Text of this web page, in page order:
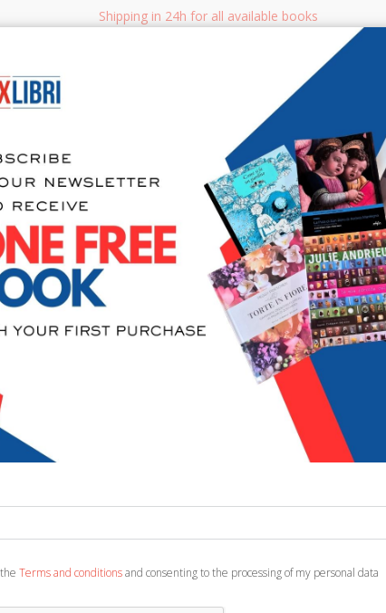
Shipping in 24h for all available books
SEARCH
NON FICTION BOOKS FOR CHILDREN & YOUNG ADULTS MANUALS -
Il
€ 16,50
Ean13:
Traduzione di M.
Terms and conditionsand consenting to the processing of my personal data